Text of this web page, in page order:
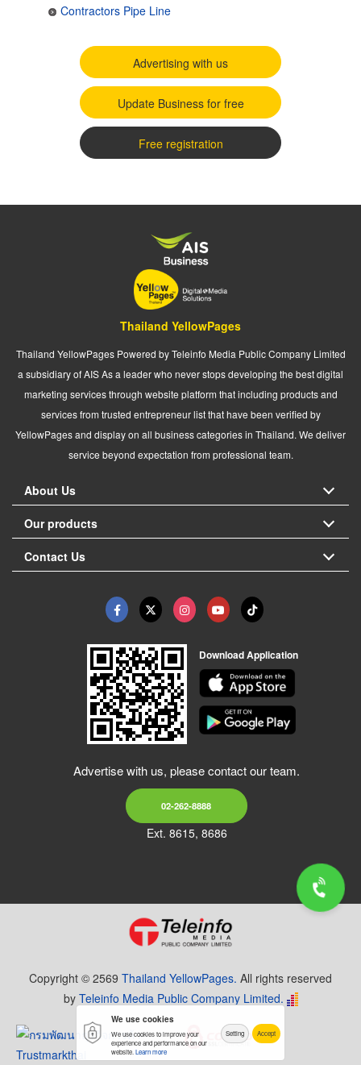
Contractors Pipe Line
Advertising with us
Update Business for free
Free registration
Thailand YellowPages
Thailand YellowPages Powered by Teleinfo Media Public Company Limited
a subsidiary of AIS As a leader who never stops developing the best digital
marketing services through website platform that including products and
services from trusted entrepreneur list that have been verified by
YellowPages and display on all business categories in Thailand. We deliver
service beyond expectation from professional team.
About Us
Our products
Contact Us
Download Application
Advertise with us, please contact our team.
02-262-8888
Ext. 8615, 8686
Copyright © 2569 Thailand YellowPages. All rights reserved
by Teleinfo Media Public Company Limited.
We use cookies
We use cookies to improve your
experience and performance on our
website. Learn more
Setting Accept